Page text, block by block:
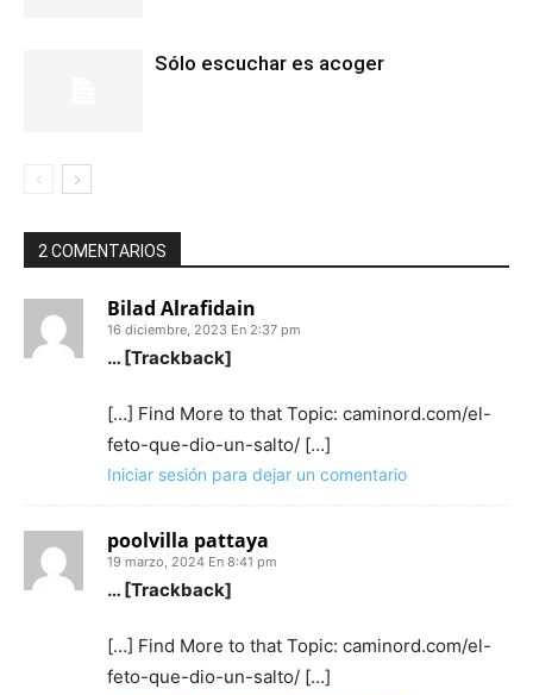
Sólo escuchar es acoger
2 COMENTARIOS
Bilad Alrafidain
16 diciembre, 2023 En 2:37 pm
… [Trackback]
[…] Find More to that Topic: caminord.com/el-
feto-que-dio-un-salto/ […]
Iniciar sesión para dejar un comentario
poolvilla pattaya
19 marzo, 2024 En 8:41 pm
… [Trackback]
[…] Find More to that Topic: caminord.com/el-
feto-que-dio-un-salto/ […]